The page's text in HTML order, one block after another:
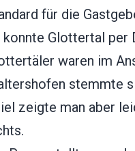
für die
konnte Glottertal per
waren im
stemmte
zeigte man aber